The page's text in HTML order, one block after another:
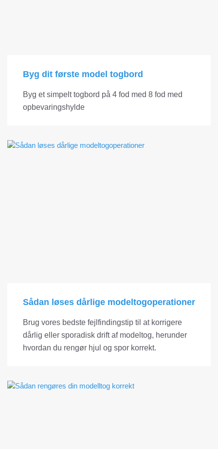
Byg dit første model togbord
Byg et simpelt togbord på 4 fod med 8 fod med
opbevaringshylde
Sådan løses dårlige modeltogoperationer
Brug vores bedste fejlfindingstip til at korrigere
dårlig eller sporadisk drift af modeltog, herunder
hvordan du rengør hjul og spor korrekt.